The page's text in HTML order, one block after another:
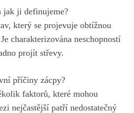
jak ji definujeme?
který se projevuje obtížnou
charakterizována neschopností
projít střevy.
příčiny zácpy?
faktorů, které mohou
nejčastější patří nedostatečný